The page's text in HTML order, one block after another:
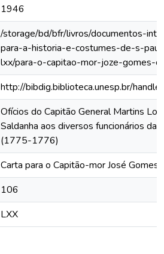
1946
/storage/bd/bfr/livros/documentos-
para-a-historia-e-costumes-de-s-
lxx/para-o-capitao-mor-joze-gomes-
http://bibdig.biblioteca.unesp.br/
Ofícios do Capitão General Martins
Saldanha aos diversos funcionários da
(1775-1776)
Carta para o Capitão-mor José Gomes
106
LXX